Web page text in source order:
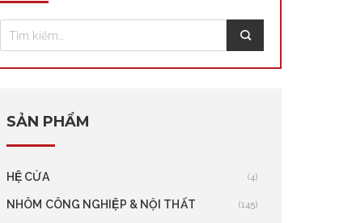
SẢN PHẨM
HỆ CỬA (4)
NHÔM CÔNG NGHIỆP & NỘI THẤT (145)